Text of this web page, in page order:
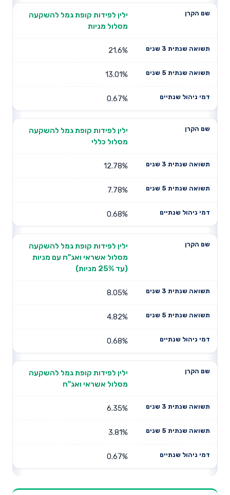
ילין לפידות קופת גמל להשקעה
מסלול מניות
21.6%
13.01%
0.67%
ילין לפידות קופת גמל להשקעה
מסלול כללי
12.78%
7.78%
0.68%
ילין לפידות קופת גמל להשקעה
מסלול אשראי ואג"ח עם מניות
(עד 25% מניות)
8.05%
4.82%
0.68%
ילין לפידות קופת גמל להשקעה
מסלול אשראי ואג"ח
6.35%
3.81%
0.67%